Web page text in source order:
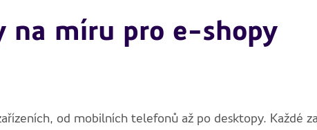
na míru pro e-shopy
od mobilních telefonů až po desktopy. Každé